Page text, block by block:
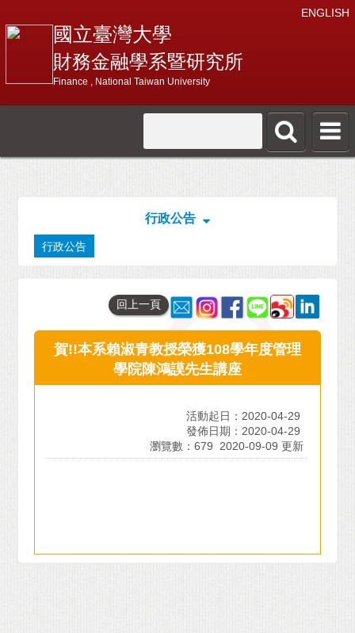
ENGLISH
國立臺灣大學
財務金融學系暨研究所
Finance , National Taiwan University
行政公告
行政公告
回上一頁
賀!!本系賴淑青教授榮獲108學年度管理
學院陳鴻謨先生講座
活動起日：2020-04-29
發佈日期：2020-04-29
瀏覽數：679
2020-09-09 更新